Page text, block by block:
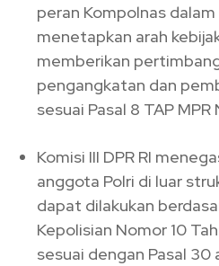
peran Kompolnas
menetapkan arah
memberikan
pengangkatan dan
sesuai Pasal 8 TAP
Komisi III DPR RI
anggota Polri di luar
dapat dilakukan
Kepolisian Nomor 10
sesuai dengan Pasal 30